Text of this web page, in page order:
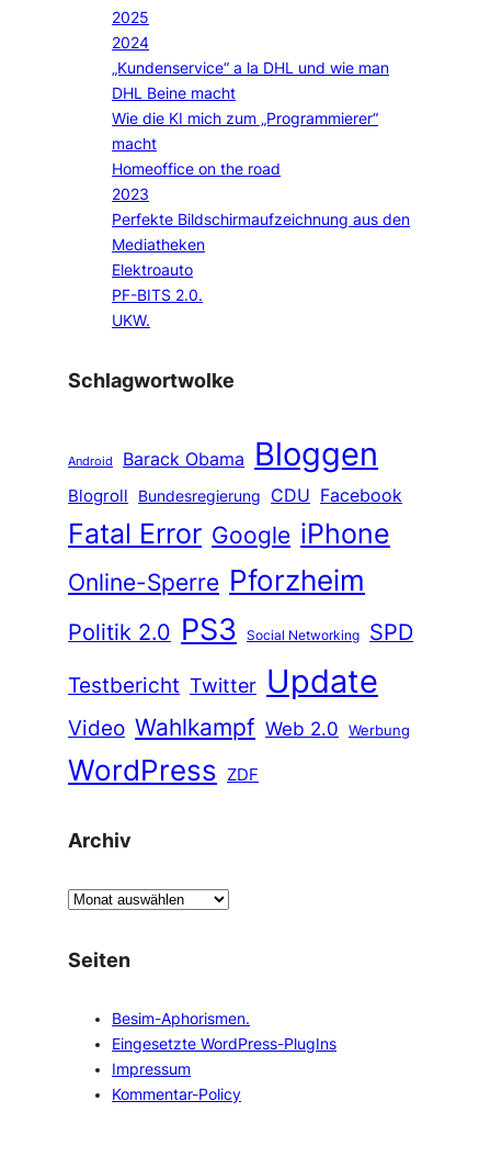
2025
2024
„Kundenservice“ a la DHL und wie man
DHL Beine macht
Wie die KI mich zum „Programmierer“
macht
Homeoffice on the road
2023
Perfekte Bildschirmaufzeichnung aus den
Mediatheken
Elektroauto
PF-BITS 2.0.
UKW.
Schlagwortwolke
Android Barack Obama Bloggen
Blogroll Bundesregierung CDU Facebook
Fatal Error Google iPhone
Online-Sperre Pforzheim
Politik 2.0 PS3 Social Networking
SPD
Testbericht Twitter Update
Video Wahlkampf Web 2.0 Werbung
WordPress ZDF
Archiv
A
c
h
Seiten
Besim-Aphorismen.
Eingesetzte WordPress-PlugIns
Impressum
Kommentar-Policy